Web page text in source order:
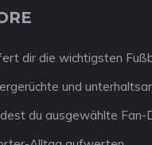
dir die wichtigsten
und
du ausgewählte Fan-